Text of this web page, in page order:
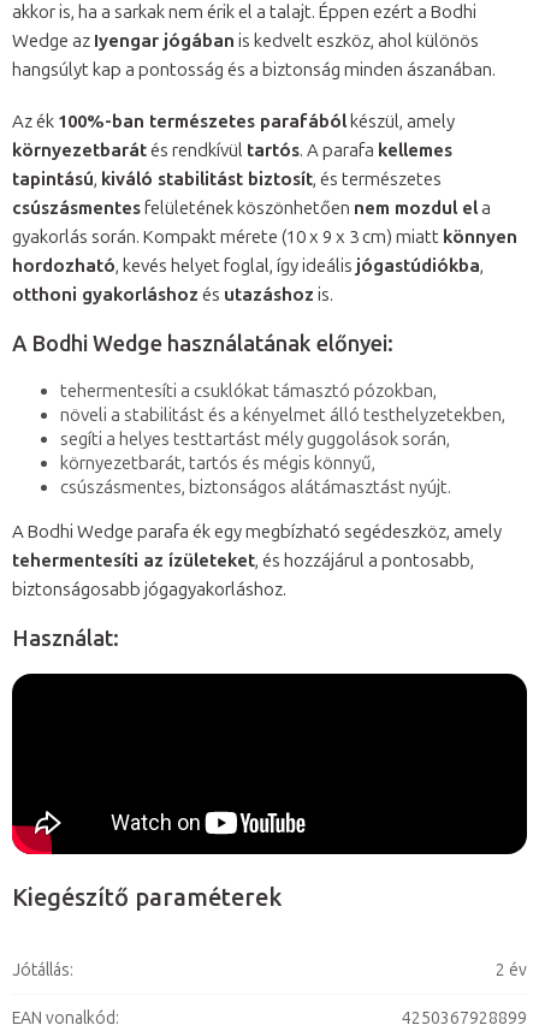
akkor is, ha a sarkak nem érik el a talajt. Éppen ezért a Bodhi
Wedge az Iyengar jógában is kedvelt eszköz, ahol különös
hangsúlyt kap a pontosság és a biztonság minden ászanában.
Az ék 100%-ban természetes parafából készül, amely
környezetbarátés rendkívül tartós. A parafa kellemes
tapintású, kiváló stabilitást biztosít, és természetes
csúszásmentesfelületének köszönhetően nem mozdul ela
gyakorlás során. Kompakt mérete (10 x 9 x 3 cm) miatt könnyen
hordozható, kevés helyet foglal, így ideális jógastúdiókba,
otthoni gyakorláshoz és utazáshoz is.
A Bodhi Wedge használatának előnyei:
tehermentesíti a csuklókat támasztó pózokban,
növeli a stabilitást és a kényelmet álló testhelyzetekben,
segíti a helyes testtartást mély guggolások során,
környezetbarát, tartós és mégis könnyű,
csúszásmentes, biztonságos alátámasztást nyújt.
A Bodhi Wedge parafa ék egy megbízható segédeszköz, amely
tehermentesíti az ízületeket, és hozzájárul a pontosabb,
biztonságosabb jógagyakorláshoz.
Használat:
Kiegészítő paraméterek
Jótállás: 2 év
EAN vonalkód: 4250367928899